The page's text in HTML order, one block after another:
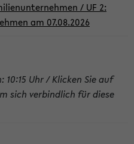
/ UF 2:
am 07.08.2026
10:15 Uhr / Klicken Sie auf
sich verbindlich für diese